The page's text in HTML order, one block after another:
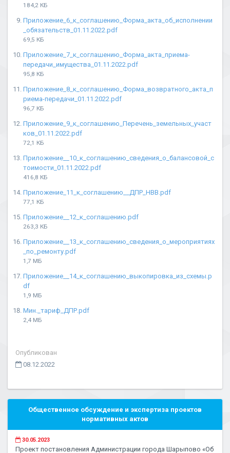
184,2 КБ
Приложение_6_к_соглашению_Форма_акта_об_исполнении
_обязательств_01.11.2022.pdf
69,5 КБ
Приложение_7_к_соглашению_Форма_акта_приема-
передачи_имущества_01.11.2022.pdf
95,8 КБ
Приложение_8_к_соглашению_Форма_возвратного_акта_п
риема-передачи_01.11.2022.pdf
96,7 КБ
Приложение_9_к_соглашению_Перечень_земельных_участ
ков_01.11.2022.pdf
72,1 КБ
Приложение__10_к_соглашению_сведения_о_балансовой_с
тоимости_01.11.2022.pdf
416,8 КБ
Приложение_11_к_соглашению__ДПР_НВВ.pdf
77,1 КБ
Приложение__12_к_соглашению.pdf
263,3 КБ
Приложение__13_к_соглашению_сведения_о_мероприятиях
_по_ремонту.pdf
1,7 МБ
Приложение__14_к_соглашению_выкопировка_из_схемы.p
df
1,9 МБ
Мин._тариф_ДПР.pdf
2,4 МБ
Опубликован
08.12.2022
Общественное обсуждение и экспертиза проектов
нормативных актов
30.05.2023
Проект постановления Администрации города Шарыпово «Об